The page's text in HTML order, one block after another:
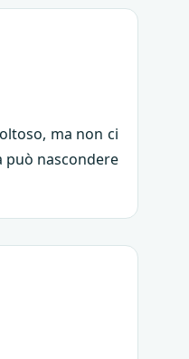
ma non ci
può nascondere